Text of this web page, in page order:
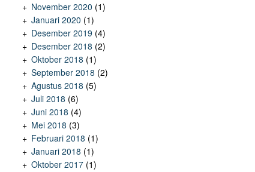
November 2020 (1)
Januari 2020 (1)
Desember 2019 (4)
Desember 2018 (2)
Oktober 2018 (1)
September 2018 (2)
Agustus 2018 (5)
Juli 2018 (6)
Juni 2018 (4)
Mei 2018 (3)
Februari 2018 (1)
Januari 2018 (1)
Oktober 2017 (1)